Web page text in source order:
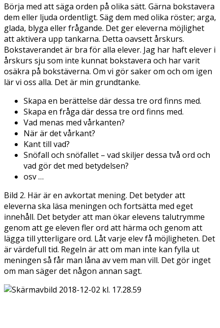
Börja med att säga orden på olika sätt. Gärna bokstavera
dem eller ljuda ordentligt. Säg dem med olika röster; arga,
glada, blyga eller frågande. Det ger eleverna möjlighet
att aktivera upp tankarna. Detta oavsett årskurs.
Bokstaverandet är bra för alla elever. Jag har haft elever i
årskurs sju som inte kunnat bokstavera och har varit
osäkra på bokstäverna. Om vi gör saker om och om igen
lär vi oss alla. Det är min grundtanke.
Skapa en berättelse där dessa tre ord finns med.
Skapa en fråga där dessa tre ord finns med.
Vad menas med vårkanten?
När är det vårkant?
Kant till vad?
Snöfall och snöfallet – vad skiljer dessa två ord och
vad gör det med betydelsen?
osv …
Bild 2. Här är en avkortat mening. Det betyder att
eleverna ska läsa meningen och fortsätta med eget
innehåll. Det betyder att man ökar elevens talutrymme
genom att ge eleven fler ord att härma och genom att
lägga till ytterligare ord. Låt varje elev få möjligheten. Det
är värdefull tid. Regeln är att om man inte kan fylla ut
meningen så får man låna av vem man vill. Det gör inget
om man säger det någon annan sagt.